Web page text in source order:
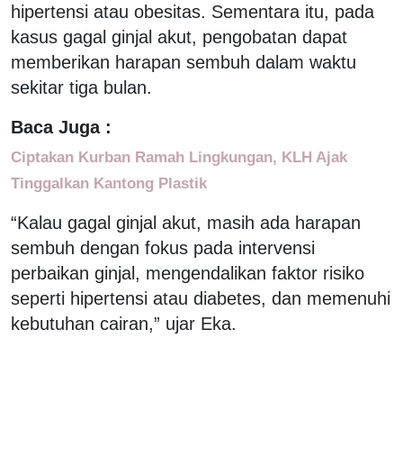
hipertensi atau obesitas. Sementara itu, pada
kasus gagal ginjal akut, pengobatan dapat
memberikan harapan sembuh dalam waktu
sekitar tiga bulan.
Baca Juga :
Ciptakan Kurban Ramah Lingkungan, KLH Ajak
Tinggalkan Kantong Plastik
“Kalau gagal ginjal akut, masih ada harapan
sembuh dengan fokus pada intervensi
perbaikan ginjal, mengendalikan faktor risiko
seperti hipertensi atau diabetes, dan memenuhi
kebutuhan cairan,” ujar Eka.